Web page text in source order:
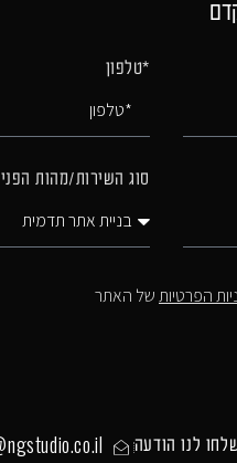
*טלפון
סוג השירות/מהות
הפרטיותשל האתר
לנו הודעה